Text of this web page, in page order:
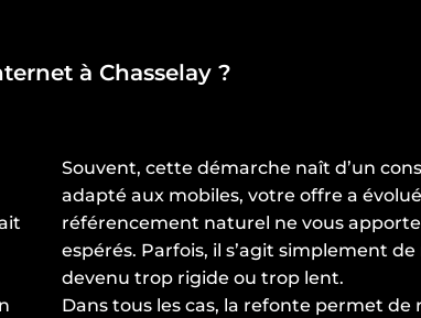
à Chasselay ?
Souvent, cette démarche naît d’un
adapté aux mobiles, votre offre a
référencement naturel ne vous
espérés. Parfois, il s’agit simplement
devenu trop rigide ou trop lent.
Dans tous les cas, la refonte permet de